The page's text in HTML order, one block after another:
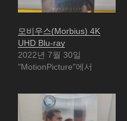
모비우스(Morbius) 4K
UHD Blu-ray
2022년 7월 30일
"MotionPicture"에서